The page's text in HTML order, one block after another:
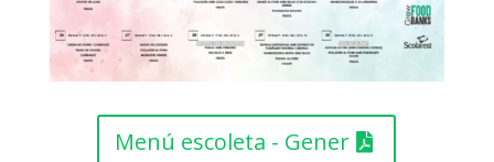
Menú escoleta - Gener